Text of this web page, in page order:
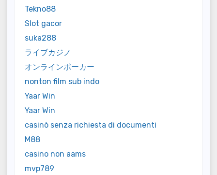
Tekno88
Slot gacor
suka288
ライブカジノ
オンラインポーカー
nonton film sub indo
Yaar Win
Yaar Win
casinò senza richiesta di documenti
M88
casino non aams
mvp789